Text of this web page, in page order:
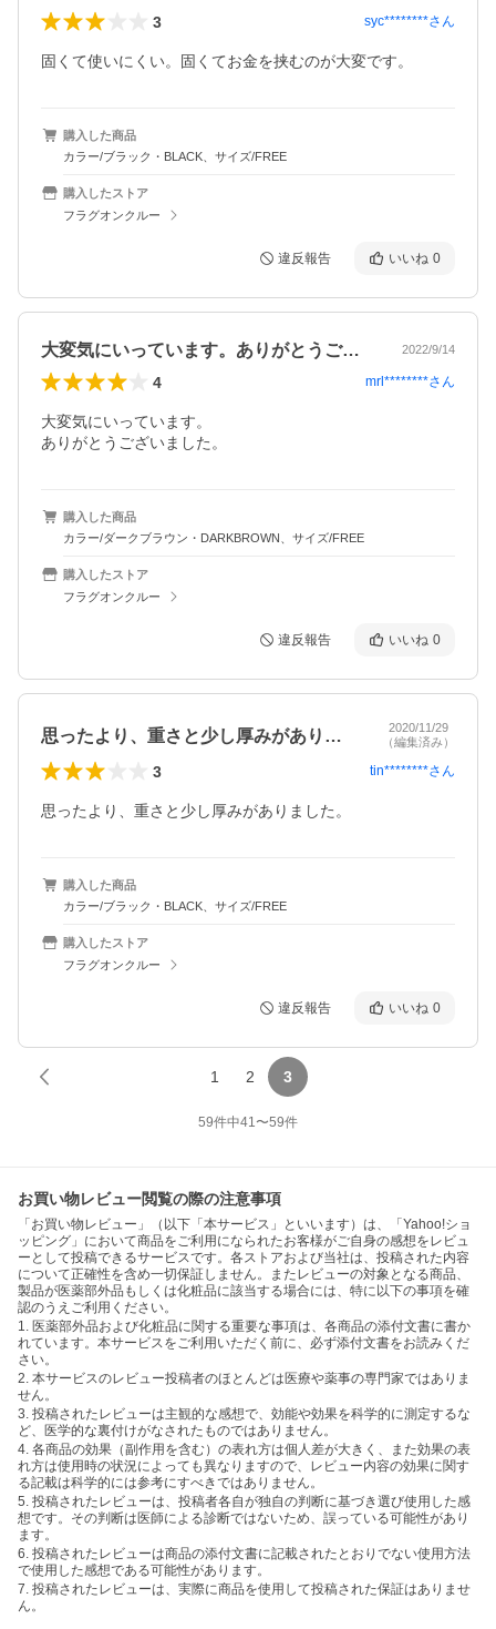
3 syc********さん
固くて使いにくい。固くてお金を挟むのが大変です。
購入した商品
カラー/ブラック・BLACK、サイズ/FREE
購入したストア
フラグオンクルー
違反報告 いいね 0
大変気にいっています。ありがとうござい… 2022/9/14
4 mrl********さん
大変気にいっています。
ありがとうございました。
購入した商品
カラー/ダークブラウン・DARKBROWN、サイズ/FREE
購入したストア
フラグオンクルー
違反報告 いいね 0
思ったより、重さと少し厚みがありました…
2020/11/29
（編集済み）
3 tin********さん
思ったより、重さと少し厚みがありました。
購入した商品
カラー/ブラック・BLACK、サイズ/FREE
購入したストア
フラグオンクルー
違反報告 いいね 0
1 2 3
59件中41〜59件
お買い物レビュー閲覧の際の注意事項
「お買い物レビュー」（以下「本サービス」といいます）は、「Yahoo!ショ
ッピング」において商品をご利用になられたお客様がご自身の感想をレビュ
ーとして投稿できるサービスです。各ストアおよび当社は、投稿された内容
について正確性を含め一切保証しません。またレビューの対象となる商品、
製品が医薬部外品もしくは化粧品に該当する場合には、特に以下の事項を確
認のうえご利用ください。
1. 医薬部外品および化粧品に関する重要な事項は、各商品の添付文書に書か
れています。本サービスをご利用いただく前に、必ず添付文書をお読みくだ
さい。
2. 本サービスのレビュー投稿者のほとんどは医療や薬事の専門家ではありま
せん。
3. 投稿されたレビューは主観的な感想で、効能や効果を科学的に測定するな
ど、医学的な裏付けがなされたものではありません。
4. 各商品の効果（副作用を含む）の表れ方は個人差が大きく、また効果の表
れ方は使用時の状況によっても異なりますので、レビュー内容の効果に関す
る記載は科学的には参考にすべきではありません。
5. 投稿されたレビューは、投稿者各自が独自の判断に基づき選び使用した感
想です。その判断は医師による診断ではないため、誤っている可能性があり
ます。
6. 投稿されたレビューは商品の添付文書に記載されたとおりでない使用方法
で使用した感想である可能性があります。
7. 投稿されたレビューは、実際に商品を使用して投稿された保証はありませ
ん。